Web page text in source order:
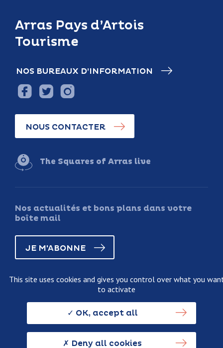
Arras Pays d’Artois
Tourisme
NOS BUREAUX D’INFORMATION
NOUS CONTACTER
The Squares of Arras live
Nos actualités et bons plans dans votre
boîte mail
JE M'ABONNE
Personnal data usage policy
This site uses cookies and gives you control over what you
to activate
OK, accept all
Deny all cookies